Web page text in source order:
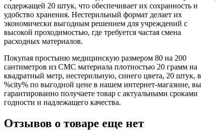
содержащей 20 штук, что обеспечивает их сохранность и
удобство хранения. Нестерильный формат делает их
экономически выгодным решением для учреждений с
высокой проходимостью, где требуется частая смена
расходных материалов.
Покупая простыню медицинскую размером 80 на 200
сантиметров из СМС материала плотностью 20 грамм на
квадратный метр, нестерильную, синего цвета, 20 штук, в
%city% по выгодной цене в нашем интернет-магазине, вы
гарантированно получаете товар с актуальными сроками
годности и надлежащего качества.
Отзывов о товаре еще нет